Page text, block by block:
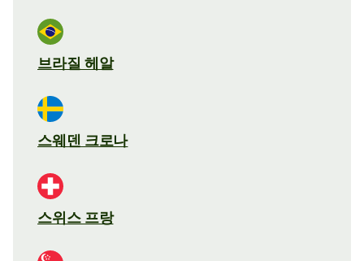
브라질 헤알
스웨덴 크로나
스위스 프랑